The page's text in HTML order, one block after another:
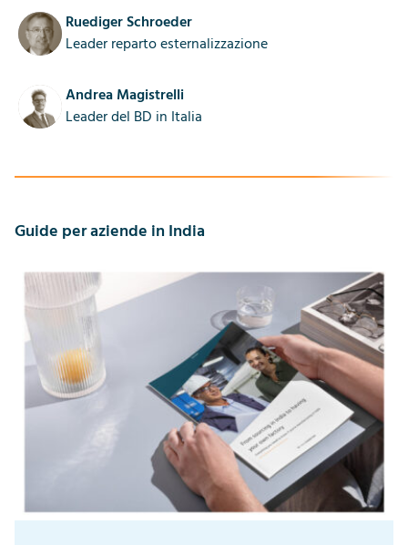
Ruediger Schroeder
Leader reparto esternalizzazione
Andrea Magistrelli
Leader del BD in Italia
Guide per aziende in India